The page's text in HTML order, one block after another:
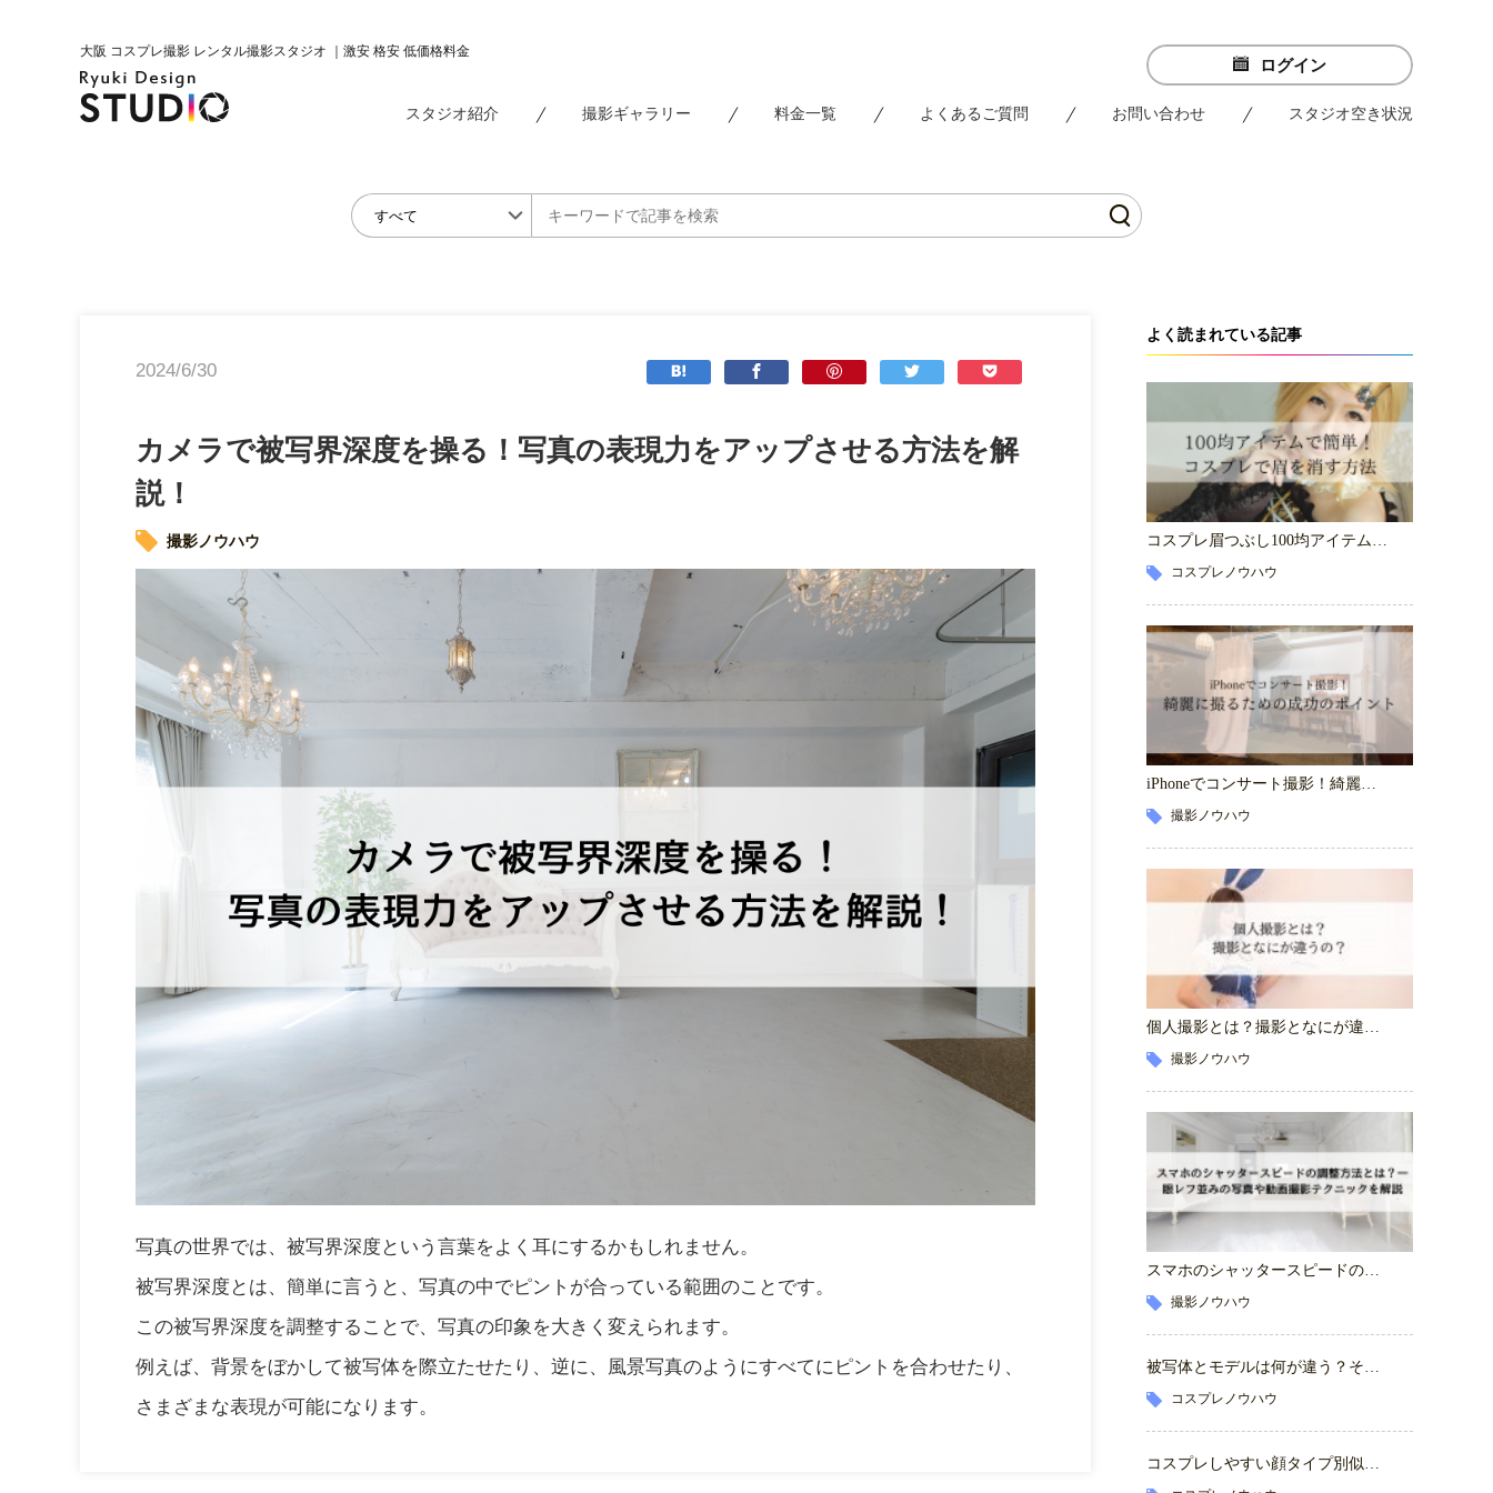
大阪 コスプレ撮影 レンタル撮影スタジオ ｜激安 格安 低価格料金
ログイン
スタジオ紹介 撮影ギャラリー 料金一覧 よくあるご質問 お問い合わせ スタジオ空き状況
2024/6/30
カメラで被写界深度を操る！写真の表現力をアップさせる方法を解
説！
撮影ノウハウ
写真の世界では、被写界深度という言葉をよく耳にするかもしれません。
被写界深度とは、簡単に言うと、写真の中でピントが合っている範囲のことです。
この被写界深度を調整することで、写真の印象を大きく変えられます。
例えば、背景をぼかして被写体を際立たせたり、逆に、風景写真のようにすべてにピントを合わせたり、
さまざまな表現が可能になります。
よく読まれている記事
コスプレ眉つぶし100均アイテム…
コスプレノウハウ
iPhoneでコンサート撮影！綺麗…
撮影ノウハウ
個人撮影とは？撮影となにが違…
撮影ノウハウ
スマホのシャッタースピードの…
撮影ノウハウ
被写体とモデルは何が違う？そ…
コスプレノウハウ
コスプレしやすい顔タイプ別似…